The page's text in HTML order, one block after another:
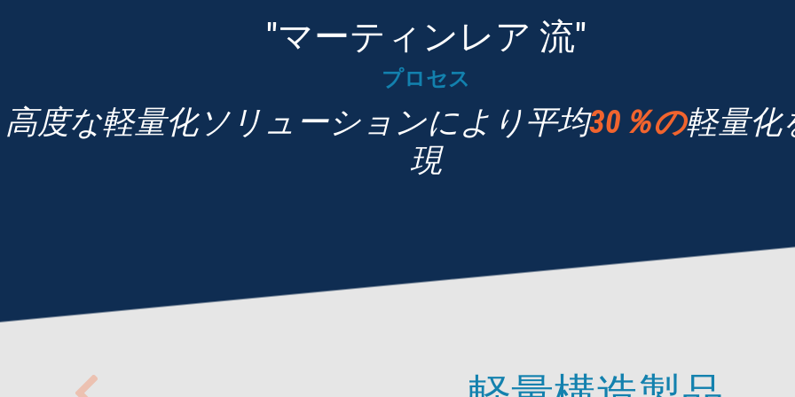
"マーティンレア 流"
プロセス
高度な軽量化ソリューションにより平均30％の軽量化
現